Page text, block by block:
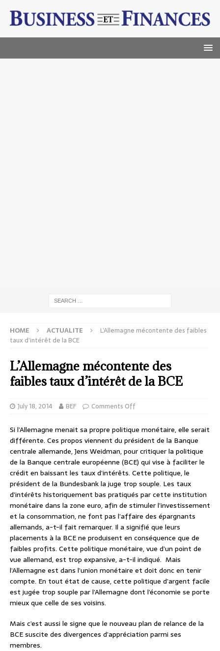
HOME ACTUALITE
L’Allemagne mécontente des faibles
taux d’intérêt de la BCE
L’Allemagne mécontente des
faibles taux d’intérêt de la BCE
July 18, 2014 BEF Comments Off
Si l’Allemagne menait sa propre politique monétaire, elle serait
différente. Ces propos viennent du président de la Banque
centrale allemande, Jens Weidman, pour critiquer la politique
de la Banque centrale européenne (BCE) qui vise à faciliter le
crédit en baissant les taux d’intérêts. Cette politique, le
président de la Bundesbank la juge trop souple. Les taux
d’intérêts historiquement bas pratiqués par cette institution
monétaire dans la zone euro, afin de stimuler l’investissement
et la consommation, ne font pas l’affaire des épargnants
allemands, a-t-il fait remarquer. Il a signifié que leurs
placements à la BCE ne produisent en conséquence que de
faibles profits. Cette politique monétaire, vue d’un point de
vue allemand, est trop expansive, a-t-il indiqué. Mais
l’Allemagne est dans l’union monétaire et doit donc en tenir
compte. En tout état de cause, cette politique d’argent facile
est jugée trop souple par l’Allemagne dont l’économie se porte
mieux que celle de ses voisins.
Mais c’est aussi le signe que le nouveau plan de relance de la
BCE suscite des divergences d’appréciation parmi ses
membres.